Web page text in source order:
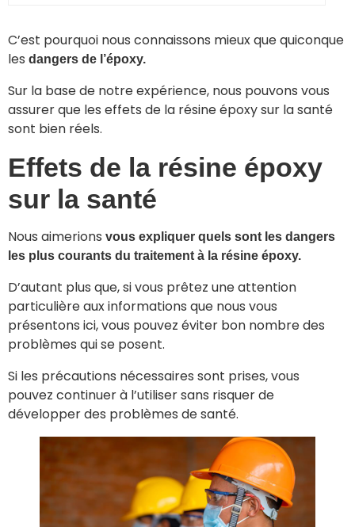
C’est pourquoi nous connaissons mieux que quiconque
les dangers de l’époxy.
Sur la base de notre expérience, nous pouvons vous
assurer que les effets de la résine époxy sur la santé
sont bien réels.
Effets de la résine époxy
sur la santé
Nous aimerions vous expliquer quels sont les dangers
les plus courants du traitement à la résine époxy.
D’autant plus que, si vous prêtez une attention
particulière aux informations que nous vous
présentons ici, vous pouvez éviter bon nombre des
problèmes qui se posent.
Si les précautions nécessaires sont prises, vous
pouvez continuer à l’utiliser sans risquer de
développer des problèmes de santé.